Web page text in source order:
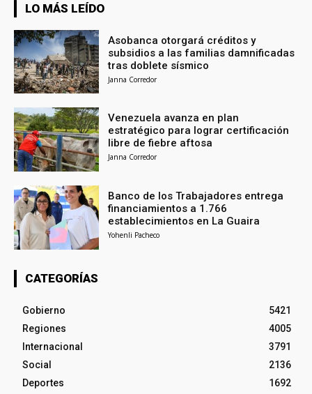
LO MÁS LEÍDO
Asobanca otorgará créditos y
subsidios a las familias damnificadas
tras doblete sísmico
Janna Corredor
Venezuela avanza en plan
estratégico para lograr certificación
libre de fiebre aftosa
Janna Corredor
Banco de los Trabajadores entrega
financiamientos a 1.766
establecimientos en La Guaira
Yohenli Pacheco
CATEGORÍAS
Gobierno
5421
Regiones
4005
Internacional
3791
Social
2136
Deportes
1692